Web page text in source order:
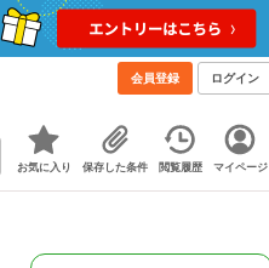
会員登録 ログイン
お気に入り 保存した条件 閲覧履歴 マイページ